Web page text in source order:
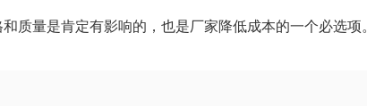
质量是肯定有影响的，也是厂家降低成本的一个必选项。